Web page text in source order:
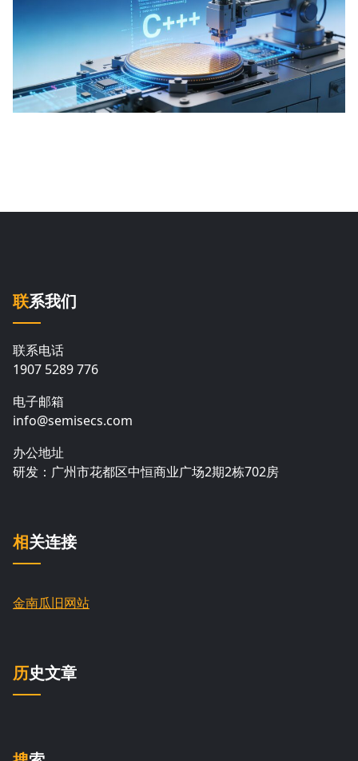
联系我们
联系电话
1907 5289 776
电子邮箱
info@semisecs.com
办公地址
研发：广州市花都区中恒商业广场2期2栋702房
相关连接
金南瓜旧网站
历史文章